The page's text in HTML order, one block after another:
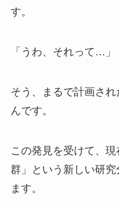
す。
「うわ、それって…」
そう、まるで計画さ
んです。
この発見を受けて、
群」という新しい研
ます。